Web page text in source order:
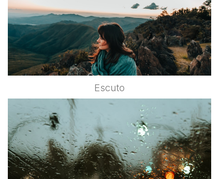
Escuto